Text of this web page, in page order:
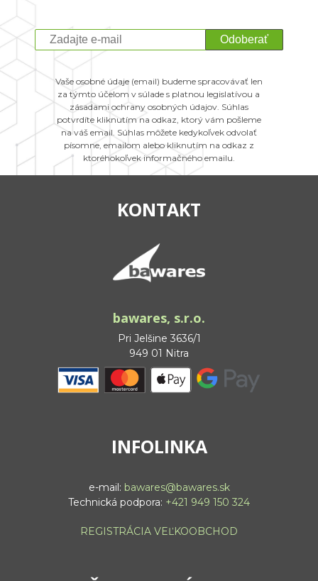
Odoberať
Vaše osobné údaje (email) budeme spracovávať len
za týmto účelom v súlade s platnou legislatívou a
zásadami ochrany osobných údajov. Súhlas
potvrdíte kliknutím na odkaz, ktorý vám pošleme
na váš email. Súhlas môžete kedykoľvek odvolať
písomne, emailom alebo kliknutím na odkaz z
ktoréhokoľvek informačného emailu.
KONTAKT
bawares, s.r.o.
Pri Jelšine 3636/1
949 01 Nitra
INFOLINKA
e-mail: bawares@bawares.sk
Technická podpora: +421 949 150 324
REGISTRÁCIA VEĽKOOBCHOD